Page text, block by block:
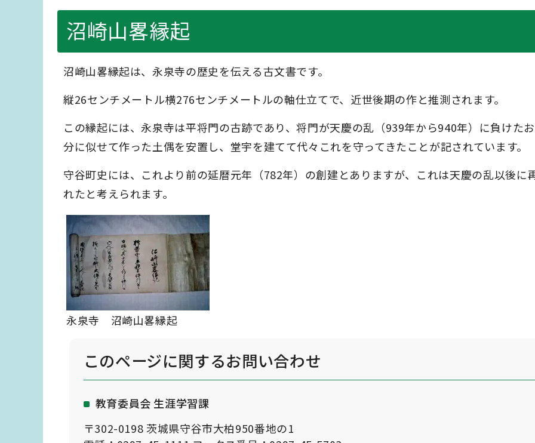
沼崎山畧縁起
沼崎山畧縁起は、永泉寺の歴史を伝える古文書です。
縦26センチメートル横276センチメートルの軸仕立てで、近世後期の作と推測されます。
この縁起には、永泉寺は平将門の古跡であり、将門が天慶の乱（939年から940年）に負けた
分に似せて作った土偶を安置し、堂宇を建てて代々これを守ってきたことが記されています。
守谷町史には、これより前の延暦元年（782年）の創建とありますが、これは天慶の乱以後に
れたと考えられます。
永泉寺 沼崎山畧縁起
このページに関するお問い合わせ
教育委員会 生涯学習課
〒302-0198 茨城県守谷市大柏950番地の1